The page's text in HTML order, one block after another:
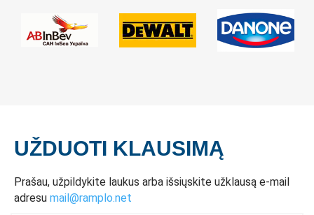
UŽDUOTI KLAUSIMĄ
Prašau, užpildykite laukus arba išsiųskite užklausą e-mail
adresu mail@ramplo.net